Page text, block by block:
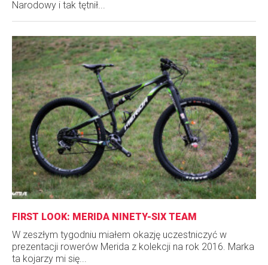
Narodowy i tak tętnił...
FIRST LOOK: MERIDA NINETY-SIX TEAM
W zeszłym tygodniu miałem okazję uczestniczyć w
prezentacji rowerów Merida z kolekcji na rok 2016. Marka
ta kojarzy mi się...